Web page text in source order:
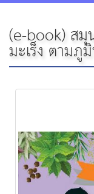
(e-book) สมุ
มะเร็ง ตาม